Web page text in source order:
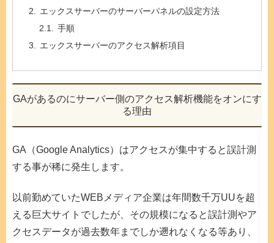
エックスサーバーのサーバーパネルの設定方法
手順
エックスサーバーのアクセス解析項目
GAがあるのにサーバー側のアクセス解析機能をオンにす
る理由
GA（Google Analytics）はアクセスが集中すると誤計測
する事が稀に発生します。
以前勤めていたWEBメディア企業は年間数千万UUを超
える巨大サイトでしたが、その規模になると誤計測やア
クセスデータが過去数年までしか遡れなくなる等あり、